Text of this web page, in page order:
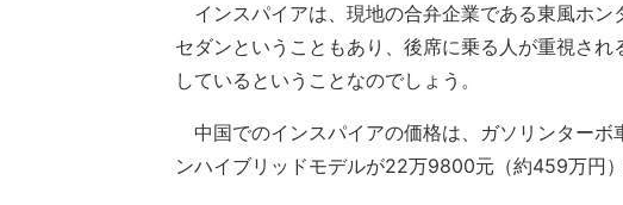
インスパイアは、現地の合弁企業である東風ホン
セダンということもあり、後席に乗る人が重視さ
しているということなのでしょう。
中国でのインスパイアの価格は、ガソリンター
ンハイブリッドモデルが22万9800元（約459万円）